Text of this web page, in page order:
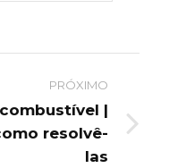
PRÓXIMO
|
resolvê-
las